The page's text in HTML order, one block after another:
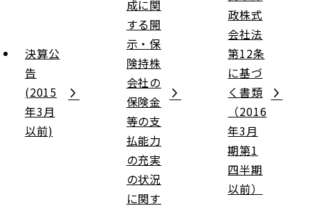
決算公
告
(2015
年3月
以前)
成に関
する開
示・保
険持株
会社の
保険金
等の支
払能力
の充実
の状況
に関す
政株式
会社法
第12条
に基づ
く書類
（2016
年3月
期第1
四半期
以前）